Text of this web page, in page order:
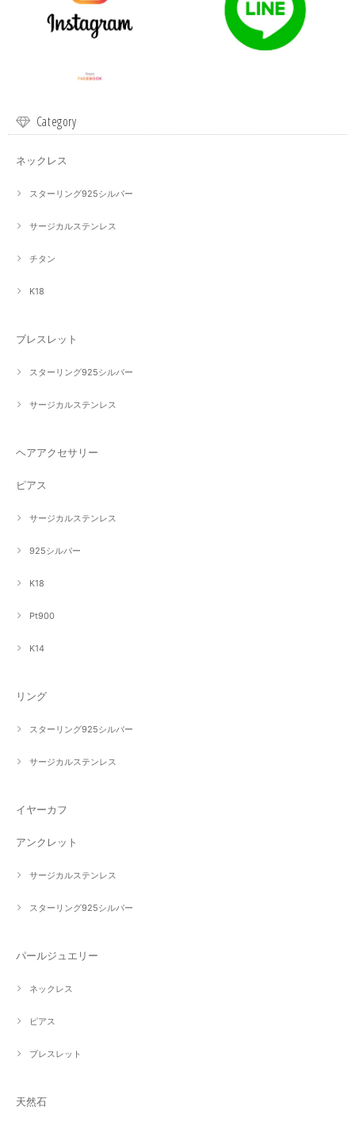
Category
ネックレス
スターリング925シルバー
サージカルステンレス
チタン
K18
ブレスレット
スターリング925シルバー
サージカルステンレス
ヘアアクセサリー
ピアス
サージカルステンレス
925シルバー
K18
Pt900
K14
リング
スターリング925シルバー
サージカルステンレス
イヤーカフ
アンクレット
サージカルステンレス
スターリング925シルバー
パールジュエリー
ネックレス
ピアス
ブレスレット
天然石